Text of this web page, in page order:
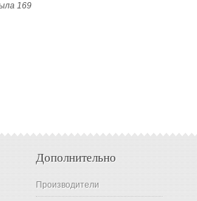
169
Дополнительно
Производители